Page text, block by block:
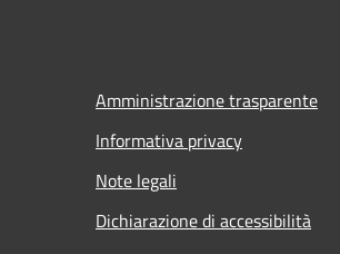
Amministrazione trasparente
Informativa privacy
Note legali
Dichiarazione di accessibilità